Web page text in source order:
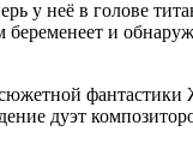
у неё в голове
и
дуэт